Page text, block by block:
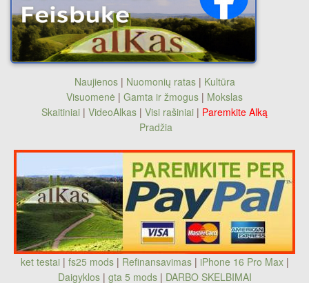
Naujienos| Nuomonių ratas| Kultūra
Visuomenė | Gamta ir žmogus | Mokslas
Skaitiniai | VideoAlkas | Visi rašiniai | Paremkite Alką
Pradžia
ket testai | fs25 mods| Refinansavimas| iPhone 16 Pro Max|
Daigyklos| gta 5 mods | DARBO SKELBIMAI